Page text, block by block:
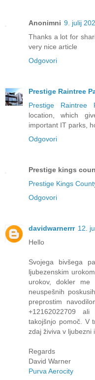
Anonimni 9. julij
Thanks a lot for
very nice article
Odgovori
Prestige Raintree
Prestige Raintree
location, which
important IT parks,
Odgovori
Prestige kings
Prestige Kings
Odgovori
davidwarnerrr 12.
Hello
Svojega bivšega
ljubezenskim
urokov, dokler me
neuspešnih
preprostim
+12162022709
takojšnjo pomoč. V
zdaj živiva v ljubezni
Regards
David Warner
Purva Aerocity